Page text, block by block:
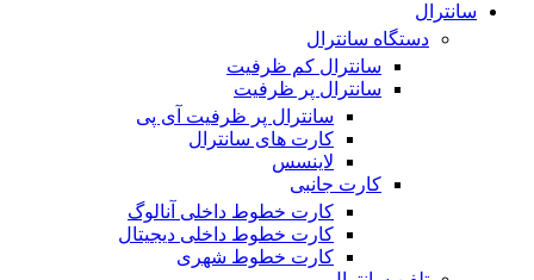
سانترال
دستگاه سانترال
سانترال کم ظرفیت
سانترال پر ظرفیت
سانترال پر ظرفیت آی پی
کارت های سانترال
لاینسس
کارت جانبی
کارت خطوط داخلی آنالوگ
کارت خطوط داخلی دیجیتال
کارت خطوط شهری